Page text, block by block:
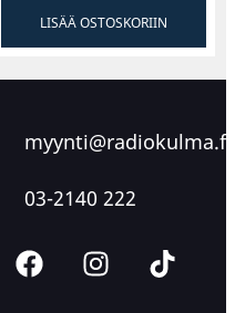
LISÄÄ OSTOSKORIIN
myynti@radiokulma.fi
03-2140 222